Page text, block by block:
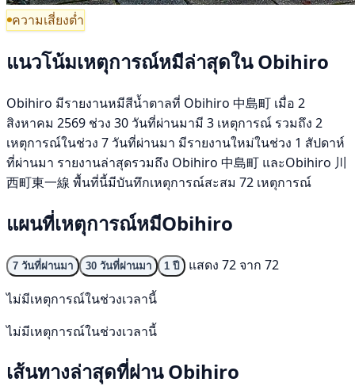
ความเสี่ยงต่ำ
แนวโน้มเหตุการณ์หมีล่าสุดใน Obihiro
Obihiro มีรายงานหมีสีน้ำตาลที่ Obihiro 中島町 เมื่อ 2
สิงหาคม 2569 ช่วง 30 วันที่ผ่านมามี 3 เหตุการณ์ รวมถึง 2
เหตุการณ์ในช่วง 7 วันที่ผ่านมา มีรายงานใหม่ในช่วง 1 สัปดาห์
ที่ผ่านมา รายงานล่าสุดรวมถึง Obihiro 中島町 และObihiro 川
西町東一線 พื้นที่นี้มีบันทึกเหตุการณ์สะสม 72 เหตุการณ์
แผนที่เหตุการณ์หมีObihiro
7 วันที่ผ่านมา 30 วันที่ผ่านมา 1 ปี
แสดง 72 จาก 72
ไม่มีเหตุการณ์ในช่วงเวลานี้
ไม่มีเหตุการณ์ในช่วงเวลานี้
เส้นทางล่าสุดที่ผ่าน Obihiro